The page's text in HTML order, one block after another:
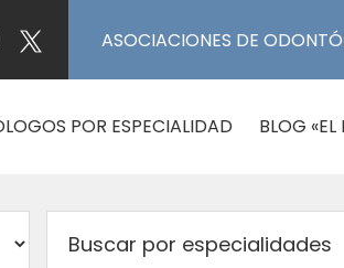
ASOCIACIONES DE
POR ESPECIALIDAD BLOG